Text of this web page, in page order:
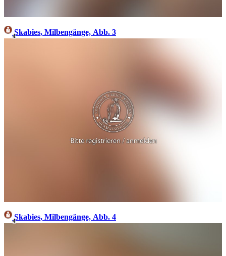
4Skabies, Milbengänge, Abb. 3
4Skabies, Milbengänge, Abb. 4